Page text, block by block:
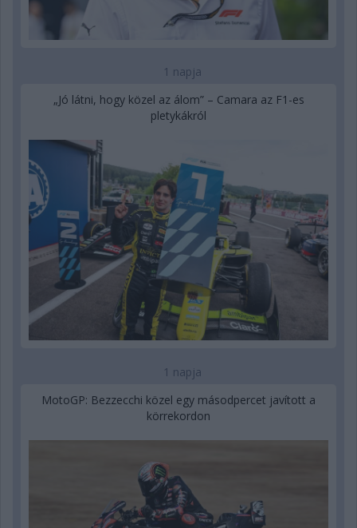
1 napja
„Jó látni, hogy közel az álom” – Camara az F1-es
pletykákról
1 napja
MotoGP: Bezzecchi közel egy másodpercet javított a
körrekordon